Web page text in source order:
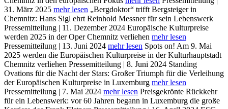
31. März 2025 mehr lesen „Bergdoktor“ trifft Bergsteiger in
Chemnitz: Hans Sigl ehrt Reinhold Messner für sein Lebenswerk
Pressemitteilung | 11. Dezember 2024 Europäische Kulturpreise
werden 2025 in der Oper Chemnitz verliehen mehr lesen
Pressemitteilung | 13. Juni 2024 mehr lesen Spots on! Am 9. Mai
2025 werden die Europäischen Kulturpreise in der Kulturhauptstadt
Chemnitz verliehen Pressemitteilung | 8. Juni 2024 Standing
Ovations für die Nacht der Stars: Großer Triumph für die Verleihung
der Europäischen Kulturpreise in Luxemburg mehr lesen
Pressemitteilung | 7. Mai 2024 mehr lesen Preisgekrönte Rückkehr
für ein Lebenswerk: vor 60 Jahren begann in Luxemburg die große